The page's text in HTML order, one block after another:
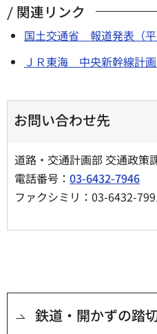
関連リンク
国土交通省 報道発表（平
ＪＲ東海 中央新幹線計
お問い合わせ先
道路・交通計画部 交通政
電話番号： 03-6432-7946
ファクシミリ：03-6432-
鉄道・開かずの踏